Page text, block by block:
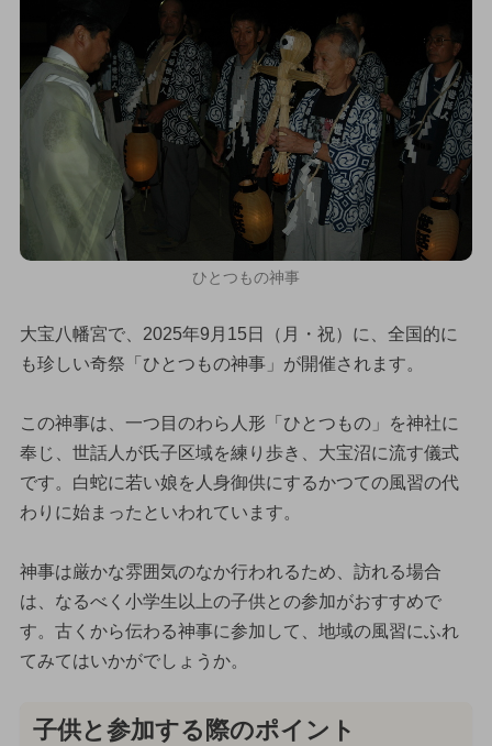
ひとつもの神事
大宝八幡宮で、2025年9月15日（月・祝）に、全国的に
も珍しい奇祭「ひとつもの神事」が開催されます。
この神事は、一つ目のわら人形「ひとつもの」を神社に
奉じ、世話人が氏子区域を練り歩き、大宝沼に流す儀式
です。白蛇に若い娘を人身御供にするかつての風習の代
わりに始まったといわれています。
神事は厳かな雰囲気のなか行われるため、訪れる場合
は、なるべく小学生以上の子供との参加がおすすめで
す。古くから伝わる神事に参加して、地域の風習にふれ
てみてはいかがでしょうか。
子供と参加する際のポイント